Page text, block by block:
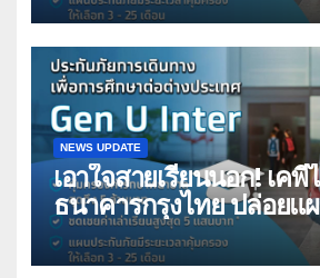
คุ้มครองค่ารักษาเจ็บป่วย
สูงสุด 5 ล้าน มีแผนประกั
25 เดือน
NEWS UPDATE
เอาใจสายเรียนนอก! เคพี
ธนาคารกรุงไทย ปล่อยแ
“GEN U INTER” ยกร
คุ้มครองค่ารักษาเจ็บป่วย